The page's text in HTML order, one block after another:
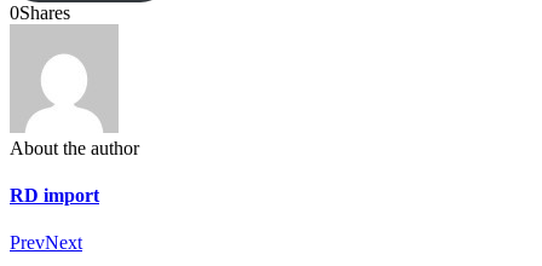
0Shares
About the author
RD import
PrevNext